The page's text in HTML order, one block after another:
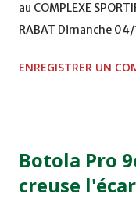
au COMPLEXE
RABAT Dimanche 04/
TERRAIN EL ABDI -
Mardi 06/12/2011
DE FES - FES WAC -
ENREGISTRER UN
Botola Pro
creuse